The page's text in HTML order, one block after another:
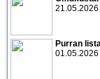
21.05.2026
Purran
01.05.2026